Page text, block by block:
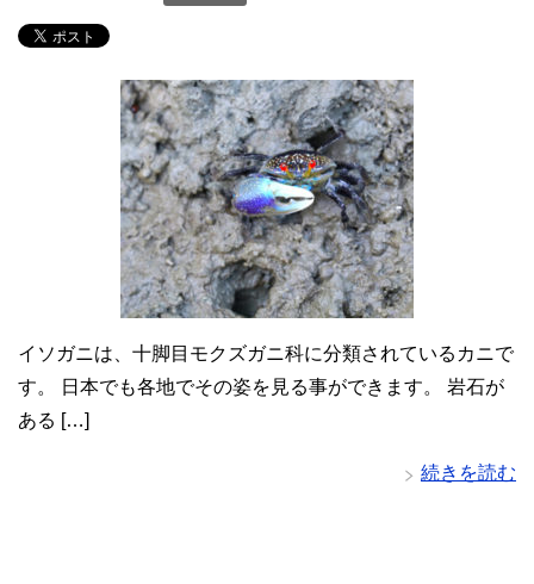
イソガニは、十脚目モクズガニ科に分類されているカニで
す。 日本でも各地でその姿を見る事ができます。 岩石が
ある […]
続きを読む